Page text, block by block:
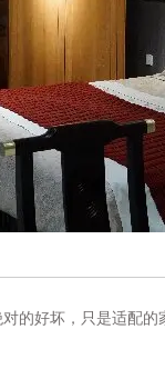
好坏，只是适配